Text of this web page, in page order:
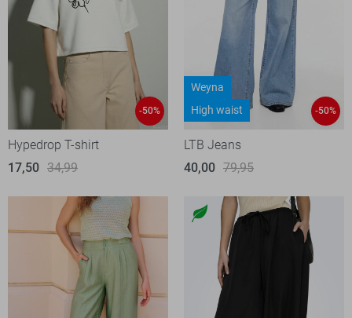
-50%
Hypedrop T-shirt
17,50 34,99
Weyna
High waist
-50%
LTB Jeans
40,00 79,95